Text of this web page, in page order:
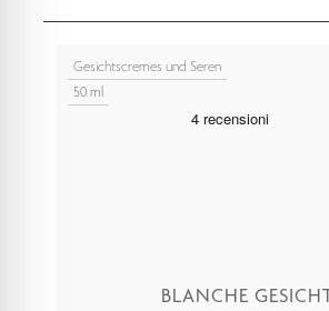
Gesichtscremes und Seren
50 ml
BLANCHE